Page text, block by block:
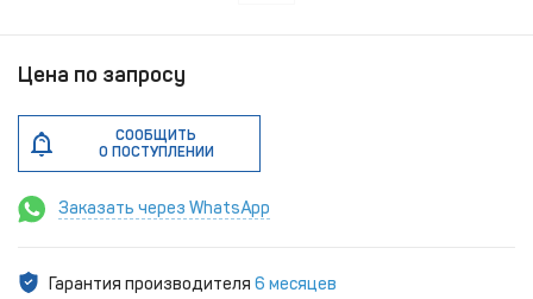
Цена по запросу
СООБЩИТЬ
О ПОСТУПЛЕНИИ
Заказать через WhatsApp
Гарантия производителя 6 месяцев